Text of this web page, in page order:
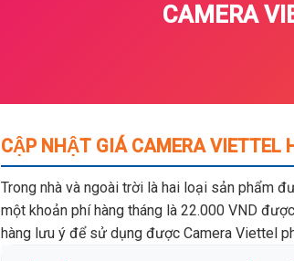
CAMERA
CẬP NHẬT GIÁ CAMERA VIETTEL
Trong nhà và ngoài trời là hai loại sản phẩm
một khoản phí hàng tháng là 22.000 VND
hàng lưu ý để sử dụng được Camera Viettel